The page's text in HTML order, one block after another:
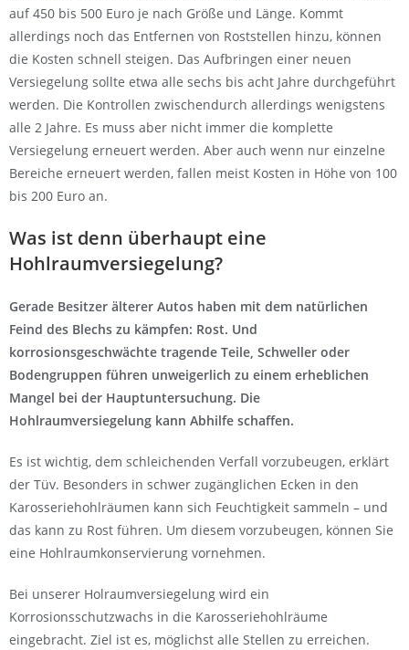
auf 450 bis 500 Euro je nach Größe und Länge. Kommt
allerdings noch das Entfernen von Roststellen hinzu, können
die Kosten schnell steigen. Das Aufbringen einer neuen
Versiegelung sollte etwa alle sechs bis acht Jahre durchgeführt
werden. Die Kontrollen zwischendurch allerdings wenigstens
alle 2 Jahre. Es muss aber nicht immer die komplette
Versiegelung erneuert werden. Aber auch wenn nur einzelne
Bereiche erneuert werden, fallen meist Kosten in Höhe von 100
bis 200 Euro an.
Was ist denn überhaupt eine
Hohlraumversiegelung?
Gerade Besitzer älterer Autos haben mit dem natürlichen
Feind des Blechs zu kämpfen: Rost. Und
korrosionsgeschwächte tragende Teile, Schweller oder
Bodengruppen führen unweigerlich zu einem erheblichen
Mangel bei der Hauptuntersuchung. Die
Hohlraumversiegelung kann Abhilfe schaffen.
Es ist wichtig, dem schleichenden Verfall vorzubeugen, erklärt
der Tüv. Besonders in schwer zugänglichen Ecken in den
Karosseriehohlräumen kann sich Feuchtigkeit sammeln – und
das kann zu Rost führen. Um diesem vorzubeugen, können Sie
eine Hohlraumkonservierung vornehmen.
Bei unserer Holraumversiegelung wird ein
Korrosionsschutzwachs in die Karosseriehohlräume
eingebracht. Ziel ist es, möglichst alle Stellen zu erreichen.